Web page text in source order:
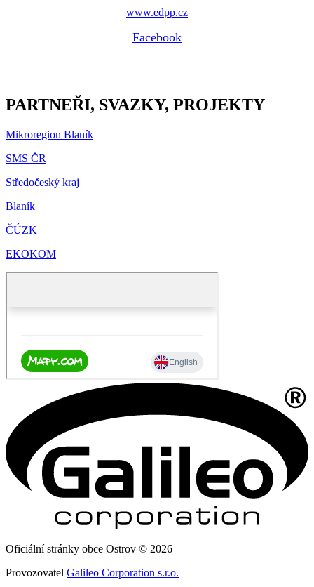
www.edpp.cz
Facebook
PARTNEŘI, SVAZKY, PROJEKTY
Mikroregion Blaník
SMS ČR
Středočeský kraj
Blaník
ČÚZK
EKOKOM
Oficiální stránky obce Ostrov © 2026
Provozovatel Galileo Corporation s.r.o.